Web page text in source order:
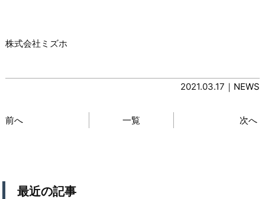
株式会社ミズホ
2021.03.17｜ NEWS
前へ 一覧 次へ
最近の記事